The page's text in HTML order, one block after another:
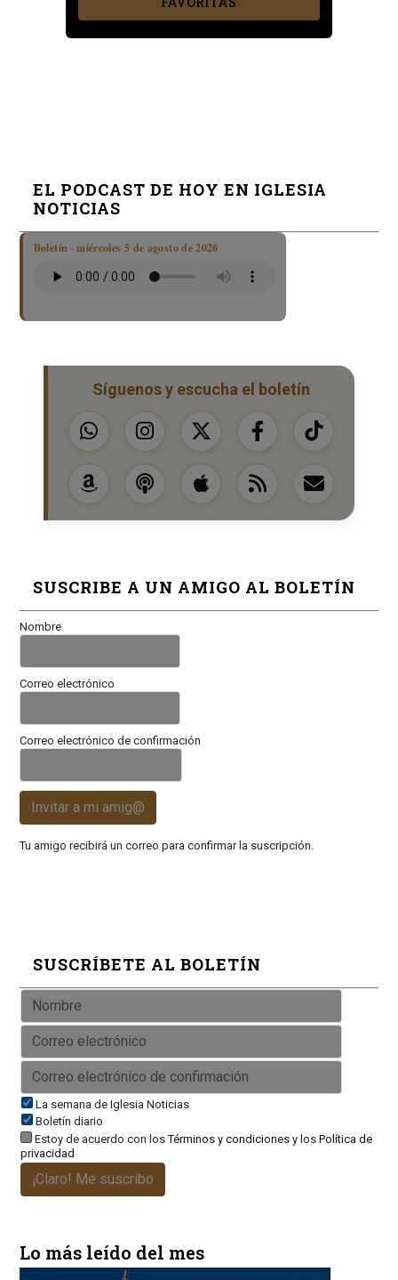
EL PODCAST DE HOY EN IGLESIA
NOTICIAS
Boletín · miércoles 5 de agosto de 2026
Síguenos y escucha el boletín
SUSCRIBE A UN AMIGO AL BOLETÍN
Nombre
Correo electrónico
Correo electrónico de confirmación
Invitar a mi amig@
Tu amigo recibirá un correo para confirmar la suscripción.
SUSCRÍBETE AL BOLETÍN
La semana de Iglesia Noticias
Boletín diario
Estoy de acuerdo con losTérminos y condicionesy los Política de
privacidad
¡Claro! Me suscribo
Lo más leído del mes